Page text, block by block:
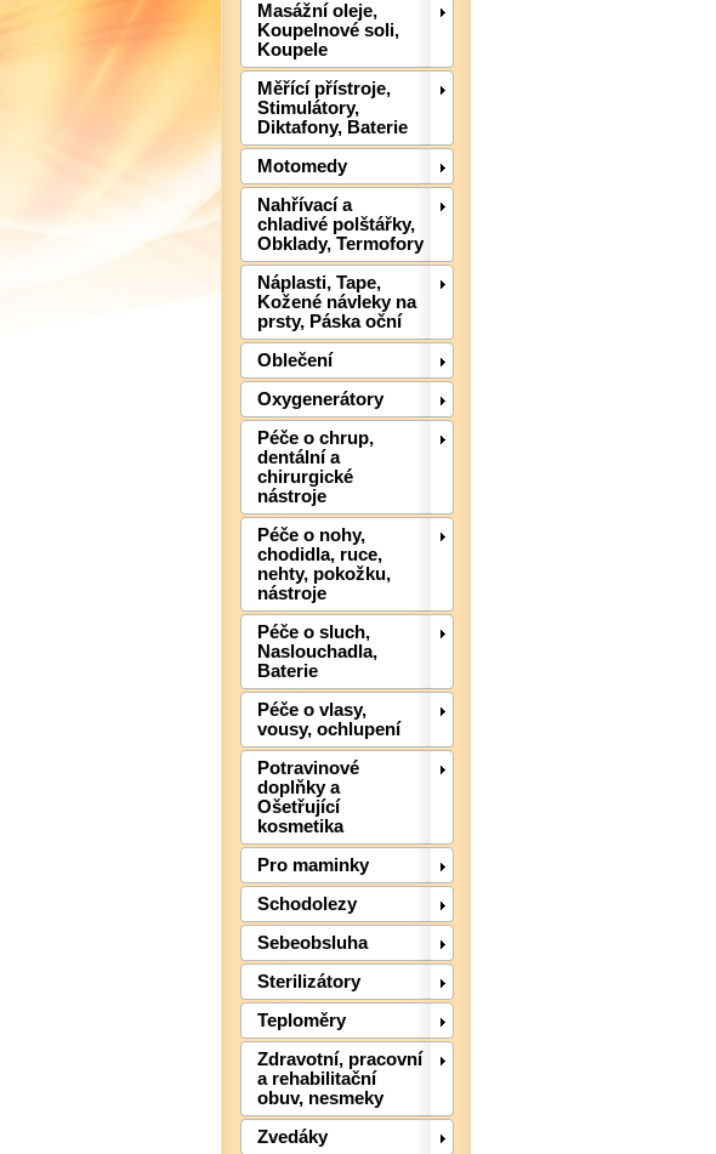
Masážní oleje,
Koupelnové soli,
Koupele
Měřící přístroje,
Stimulátory,
Diktafony, Baterie
Motomedy
Nahřívací a
chladivé polštářky,
Obklady, Termofory
Náplasti, Tape,
Kožené návleky na
prsty, Páska oční
Oblečení
Oxygenerátory
Péče o chrup,
dentální a
chirurgické
nástroje
Péče o nohy,
chodidla, ruce,
nehty, pokožku,
nástroje
Péče o sluch,
Naslouchadla,
Baterie
Péče o vlasy,
vousy, ochlupení
Potravinové
doplňky a
Ošetřující
kosmetika
Pro maminky
Schodolezy
Sebeobsluha
Sterilizátory
Teploměry
Zdravotní, pracovní
a rehabilitační
obuv, nesmeky
Zvedáky